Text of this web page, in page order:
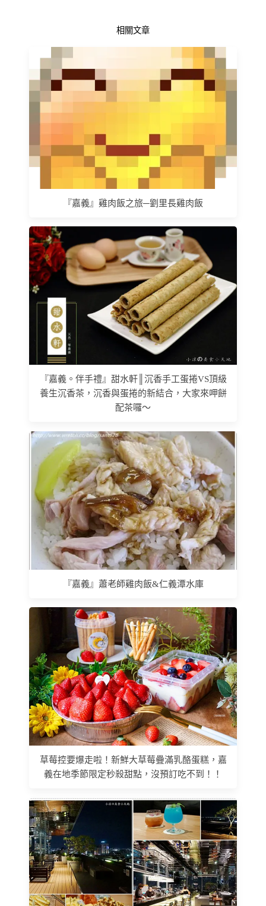
相關文章
『嘉義』雞肉飯之旅─劉里長雞肉飯
『嘉義。伴手禮』甜水軒║沉香手工蛋捲VS頂級
養生沉香茶，沉香與蛋捲的新結合，大家來呷餅
配茶囉～
『嘉義』蕭老師雞肉飯&仁義潭水庫
草莓控要爆走啦！新鮮大草莓疊滿乳酪蛋糕，嘉
義在地季節限定秒殺甜點，沒預訂吃不到！！